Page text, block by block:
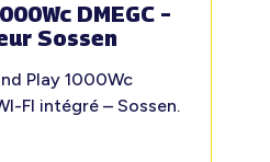
DMEGC –
Sossen
Play 1000Wc
FI intégré – Sossen.